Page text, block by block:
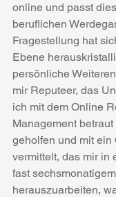
online und passt
beruflichen
Fragestellung hat
Ebene
persönliche
mir Reputeer, das
ich mit dem Online
Management
geholfen und mit ein
vermittelt, das mir in
fast
herauszuarbeiten,